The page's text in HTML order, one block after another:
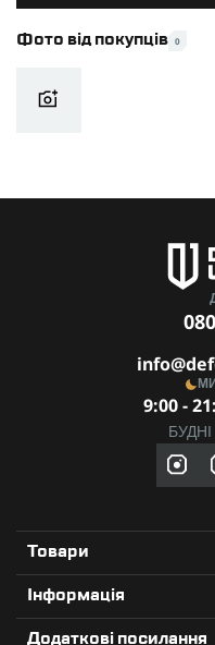
Фото від покупців 0
9:00 -
БУДНІ
Товари
Інформація
Додаткові посилання